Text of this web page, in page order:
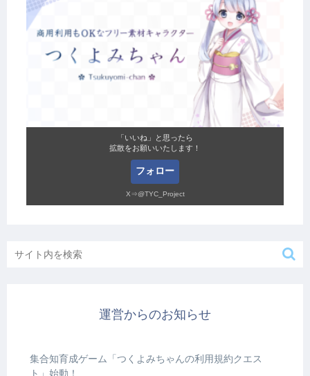
「いいね」と思ったら
拡散をお願いいたします！
フォロー
X⇒@TYC_Project
運営からのお知らせ
集合知育成ゲーム「つくよみちゃんの利用規約クエス
ト」始動！